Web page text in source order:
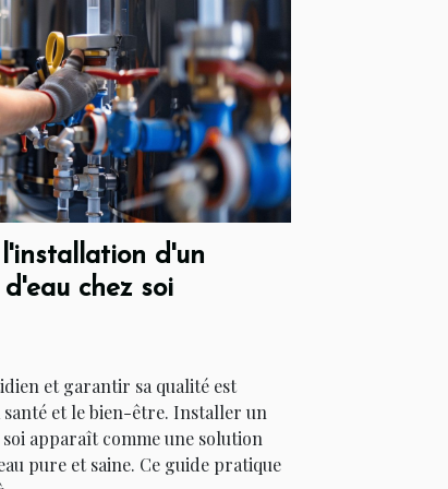
d'un
chez soi
et garantir sa qualité est
et le bien-être. Installer un
apparaît comme une solution
pure et saine. Ce guide pratique